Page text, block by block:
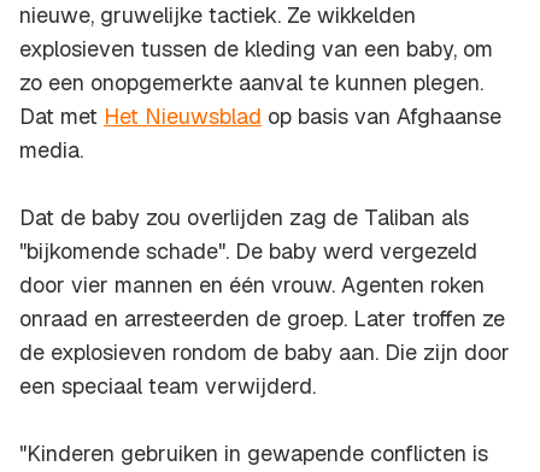
nieuwe, gruwelijke tactiek. Ze wikkelden
explosieven tussen de kleding van een baby, om
zo een onopgemerkte aanval te kunnen plegen.
Dat met Het Nieuwsblad op basis van Afghaanse
media.
Dat de baby zou overlijden zag de Taliban als
"bijkomende schade". De baby werd vergezeld
door vier mannen en één vrouw. Agenten roken
onraad en arresteerden de groep. Later troffen ze
de explosieven rondom de baby aan. Die zijn door
een speciaal team verwijderd.
"Kinderen gebruiken in gewapende conflicten is